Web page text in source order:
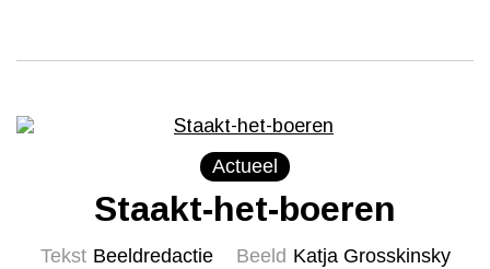
Actueel
Staakt-het-boeren
Tekst Beeldredactie Beeld Katja Grosskinsky